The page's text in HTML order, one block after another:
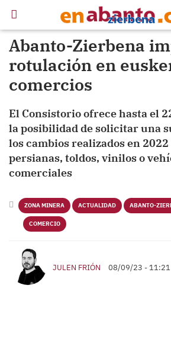
Abanto-Zierbena
rotulación en
comercios
El Consistorio ofrece hasta el
la posibilidad de solicitar una
los cambios realizados en
persianas, toldos, vinilos o
comerciales
ZONA MINERA ACTUALIDAD ABANTO-
COMERCIO
JULEN FRIÓN 08/09/23 - 11:21